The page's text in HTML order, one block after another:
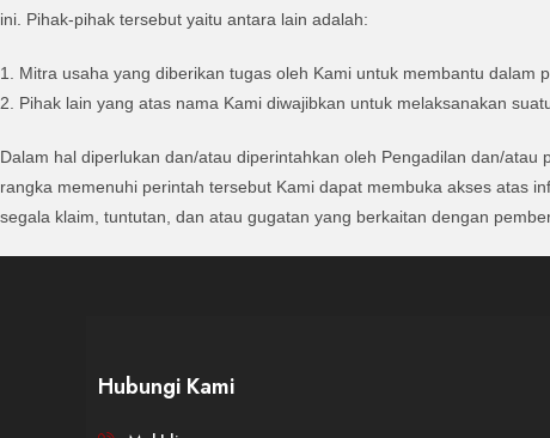
ini. Pihak-pihak tersebut yaitu antara lain adalah:
1. Mitra usaha yang diberikan tugas oleh Kami untuk membantu
2. Pihak lain yang atas nama Kami diwajibkan untuk melaksanakan
Dalam hal diperlukan dan/atau diperintahkan oleh Pengadilan dan/
rangka memenuhi perintah tersebut Kami dapat membuka akses atas
segala klaim, tuntutan, dan atau gugatan yang berkaitan dengan
Hubungi Kami